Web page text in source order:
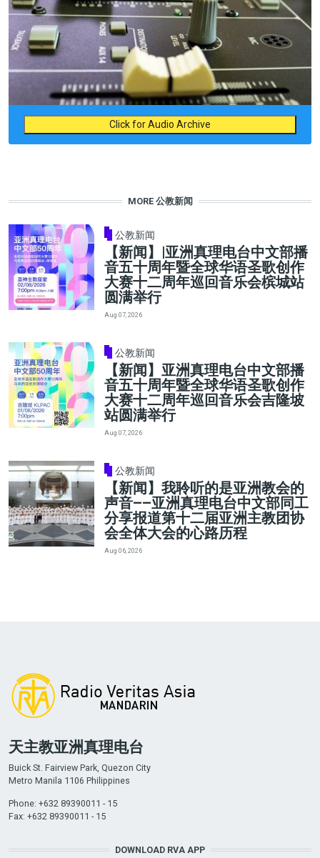
Click for Audio Archive
MORE 公教新闻
公教新闻
【新闻】|亚洲真理电台中文部播
音五十周年暨全球华语圣歌创作
大赛十二周年巡回音乐会槟城站
圆满举行
Aug 07, 2026
公教新闻
【新闻】亚洲真理电台中文部播
音五十周年暨全球华语圣歌创作
大赛十二周年巡回音乐会吉隆坡
站圆满举行
Aug 07, 2026
公教新闻
【新闻】我聆听的是亚洲教会的
声音——亚洲真理电台中文部同工
分享报道第十二届亚洲主教团协
会全体大会的心路历程
Aug 06, 2026
天主教亚洲真理电台
Buick St. Fairview Park, Quezon City
Metro Manila 1106 Philippines
Phone: +632 89390011 - 15
Fax: +632 89390011 - 15
DOWNLOAD RVA APP